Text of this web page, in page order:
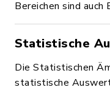
Bereichen sind
Statistische
Die Statistischen
statistische